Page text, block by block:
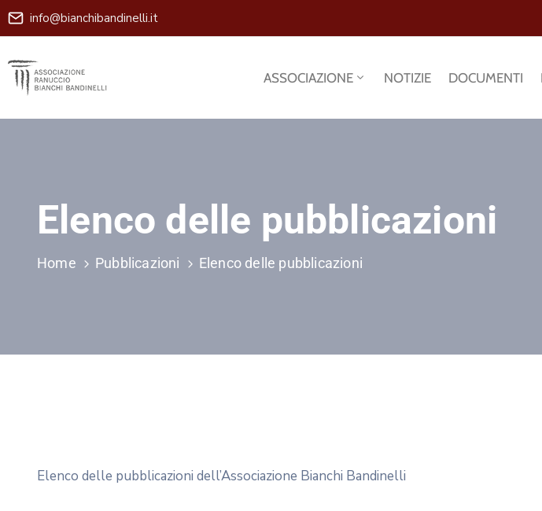
info@bianchibandinelli.it
ASSOCIAZIONE NOTIZIE DOCUMENTI
Elenco delle pubblicazioni
Home Pubblicazioni Elenco delle pubblicazioni
Elenco delle pubblicazioni dell’Associazione Bianchi Bandinelli